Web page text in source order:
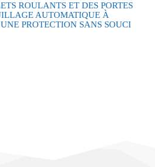
ROULANTS ET DES PORTES
AUTOMATIQUE À
PROTECTION SANS SOUCI